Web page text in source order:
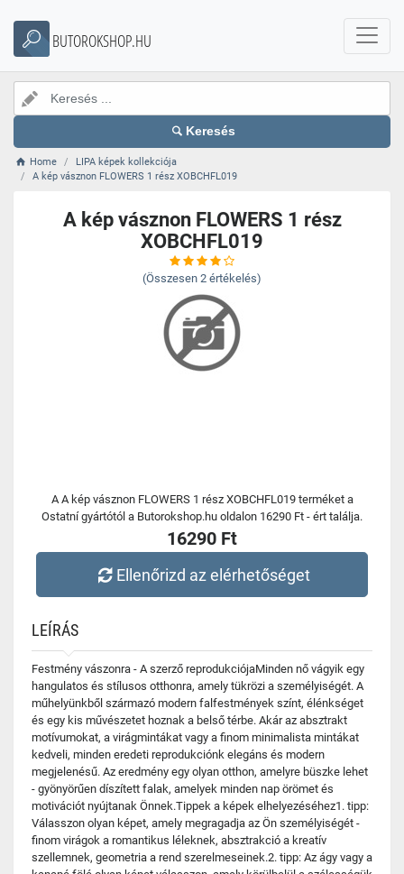
BUTOROKSHOP.HU
Keresés
Home
LIPA képek kollekciója
A kép vásznon FLOWERS 1 rész XOBCHFL019
A kép vásznon FLOWERS 1 rész
XOBCHFL019
(Összesen 2 értékelés)
A A kép vásznon FLOWERS 1 rész XOBCHFL019 terméket a
Ostatní gyártótól a Butorokshop.hu oldalon 16290 Ft - ért találja.
16290 Ft
Ellenőrizd az elérhetőséget
LEÍRÁS
Festmény vászonra - A szerző reprodukciójaMinden nő vágyik egy
hangulatos és stílusos otthonra, amely tükrözi a személyiségét. A
műhelyünkből származó modern falfestmények színt, élénkséget
és egy kis művészetet hoznak a belső térbe. Akár az absztrakt
motívumokat, a virágmintákat vagy a finom minimalista mintákat
kedveli, minden eredeti reprodukciónk elegáns és modern
megjelenésű. Az eredmény egy olyan otthon, amelyre büszke lehet
- gyönyörűen díszített falak, amelyek minden nap örömet és
motivációt nyújtanak Önnek.Tippek a képek elhelyezéséhez1. tipp:
Válasszon olyan képet, amely megragadja az Ön személyiségét -
finom virágok a romantikus léleknek, absztrakció a kreatív
szellemnek, geometria a rend szerelmeseinek.2. tipp: Az ágy vagy a